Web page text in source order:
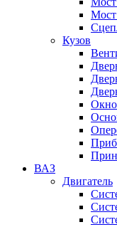
Мост
Кузов
Окно
ВАЗ
Двигатель